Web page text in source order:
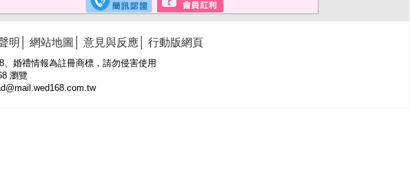
明 網站地圖 意見與反應 行動版網頁
婚禮情報為註冊商標，請勿侵害使用
瀏覽